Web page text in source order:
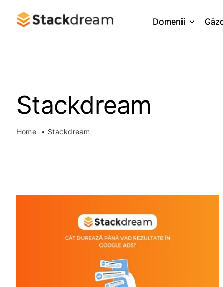
Domenii
Stackdream
Home Stackdream